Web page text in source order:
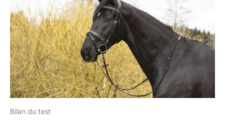
Bilan du test